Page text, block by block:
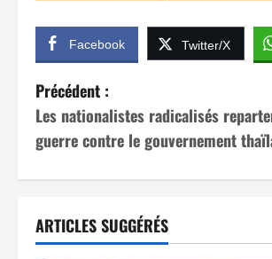
Facebook Twitter/X
N
a
v
g
Précédent :
Les nationalistes radicalisés
guerre contre le gouvernement
ARTICLES SUGGÉRÉS